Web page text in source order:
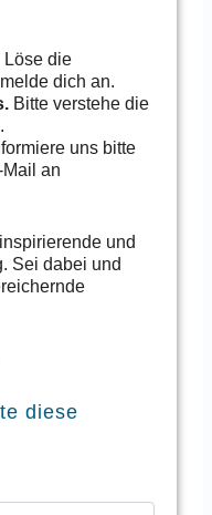
Löse die
dich an.
Bitte verstehe die
.
uns bitte
an
und
Sei dabei und
diese